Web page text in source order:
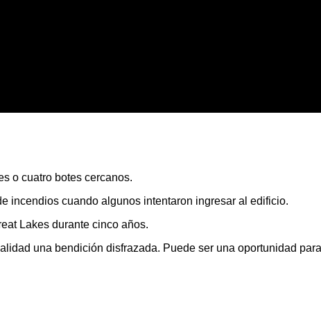
o cuatro botes cercanos.
incendios cuando algunos intentaron ingresar al edificio.
Lakes durante cinco años.
una bendición disfrazada. Puede ser una oportunidad para